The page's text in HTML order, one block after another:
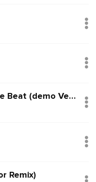
Back That Up To The Beat (demo Version)
Remix)